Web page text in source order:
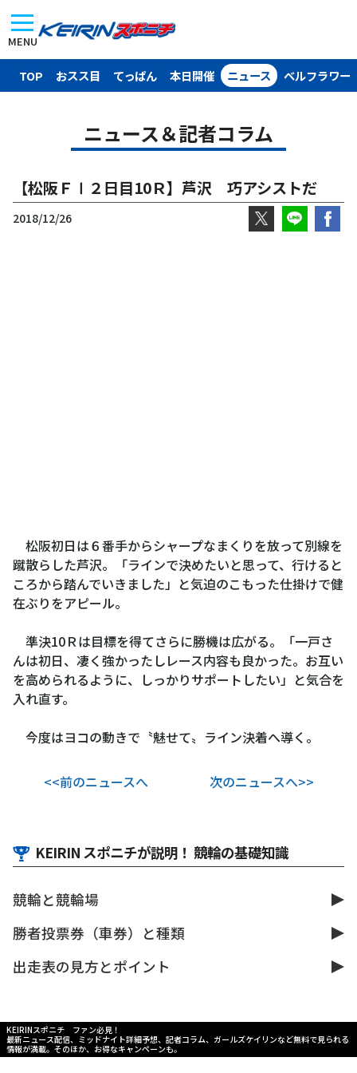
MENU
TOP おスス目 てっぱん 本日開催 ニュース ベルフラワー
ニュース＆記者コラム
【松阪ＦⅠ２日目10Ｒ】芦沢 巧アシストだ
2018/12/26
松阪初日は６番手からシャープなまくりを放って別線を
蹴散らした芦沢。「ラインで決めたいと思って、行けると
ころから踏んでいきました」と気迫のこもった仕掛けで健
在ぶりをアピール。
準決10Ｒは目標を得てさらに勝機は広がる。「一戸さ
んは初日、凄く強かったしレース内容も良かった。お互い
を高められるように、しっかりサポートしたい」と気合を
入れ直す。
今度はヨコの動きで〝魅せて〟ライン決着へ導く。
<<前のニュースへ 次のニュースへ>>
KEIRIN スポニチが説明！ 競輪の基礎知識
競輪と競輪場
勝者投票券（車券）と種類
出走表の見方とポイント
KEIRINスポニチ ファン必見！
最新ニュース配信、ミッドナイト詳細予想、記者コラム、ガールズケイリンなど無料で見られる
情報が満載。そのほか、お得なキャンペーンも。